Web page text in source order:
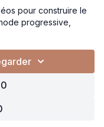
posture, à
les ischios et les
nombreuses variations
et ton anatomie.
pour construire le
progressive,